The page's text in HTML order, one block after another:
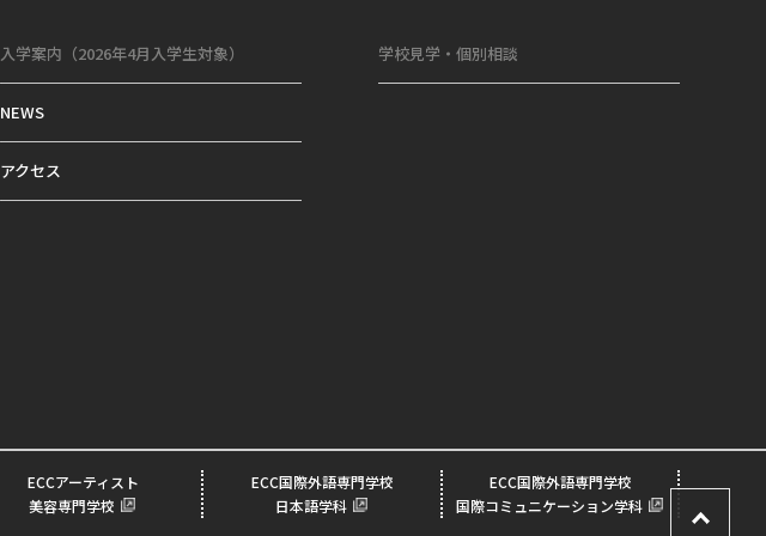
入学案内（2026年4月入学生対象）
NEWS
アクセス
学校見学・個別相談
ECCアーティスト
美容専門学校
ECC国際外語専門学校
日本語学科
ECC国際外語専門学校
国際コミュニケーション学科